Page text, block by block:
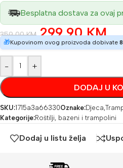
Besplatna dostava za ovaj
359,00KM 299,90KM
🎁Kupovinom ovog proizvoda dobivate
- +
DODAJ U
SKU:1715a3a66330Oznake:Djeca,
Kategorije:Roštilji, bazeni i trampolini
Dodaj u listu želja